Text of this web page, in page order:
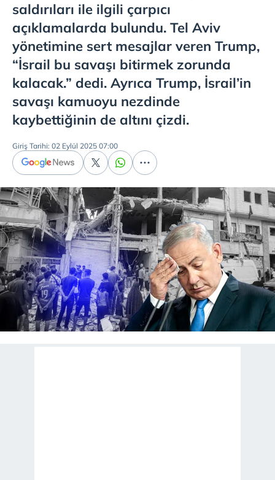
saldırıları ile ilgili çarpıcı
açıklamalarda bulundu. Tel Aviv
yönetimine sert mesajlar veren Trump,
“İsrail bu savaşı bitirmek zorunda
kalacak.” dedi. Ayrıca Trump, İsrail’in
savaşı kamuoyu nezdinde
kaybettiğinin de altını çizdi.
Giriş Tarihi: 02 Eylül 2025 07:00